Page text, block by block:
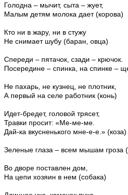
Голодна – мычит, сыта – жует,
Малым детям молока дает (корова)
Кто ни в жару, ни в стужу
Не снимает шубу (баран, овца)
Спереди – пятачок, сзади – крючок.
Посередине – спинка, на спинке –
Не пахарь, не кузнец, не плотник,
А первый на селе работник (конь)
Идет-бредет, головой трясет,
Травки просит: «Ме-ме-ме.
Дай-ка вкусненького мне-е-е.» (коза)
Зеленые глаза – всем мышам гроза
Во дворе поставлен дом,
На цепи хозяин в нем (собака)